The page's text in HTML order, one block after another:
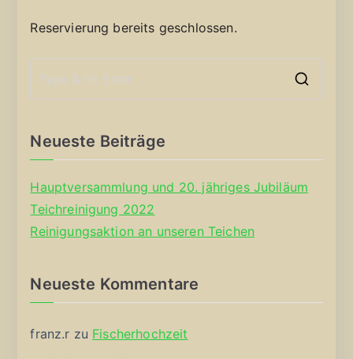
Reservierung bereits geschlossen.
Neueste Beiträge
Hauptversammlung und 20. jähriges Jubiläum
Teichreinigung 2022
Reinigungsaktion an unseren Teichen
Neueste Kommentare
franz.r zu Fischerhochzeit